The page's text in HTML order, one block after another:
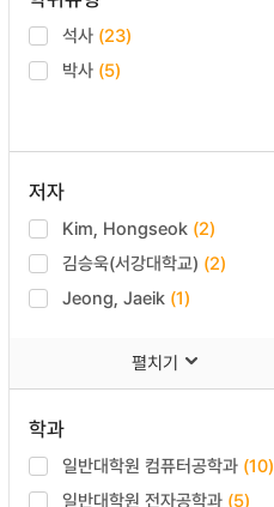
석사 (23)
박사 (5)
저자
Kim, Hongseok (2)
김승욱(서강대학교) (2)
Jeong, Jaeik (1)
펼치기
학과
일반대학원 컴퓨터공학과 (10)
일반대학원 전자공학과 (5)